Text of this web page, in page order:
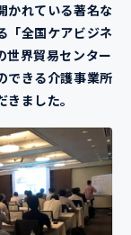
かれている著名な
「全国ケアビジネ
世界貿易センター
できる介護事業所
ました。